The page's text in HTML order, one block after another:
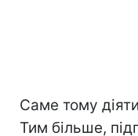
Саме тому
Тим більше,